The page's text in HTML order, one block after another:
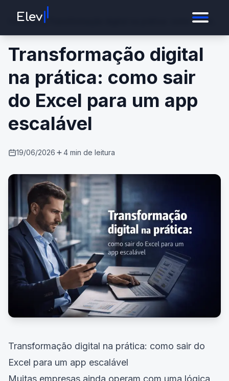
ElevII
Home/Blog/ Transformação digital na prática: como sair do
Transformação digital
na prática: como sair
do Excel para um app
escalável
19/06/2026 4 min de leitura
Transformação digital na prática: como sair do
Excel para um app escalável
Muitas empresas ainda operam com uma lógica